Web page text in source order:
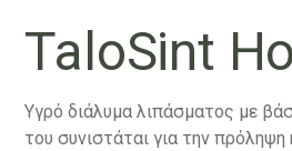
TaloSint
Υγρό διάλυμα λιπάσματος με
του συνιστάται για την